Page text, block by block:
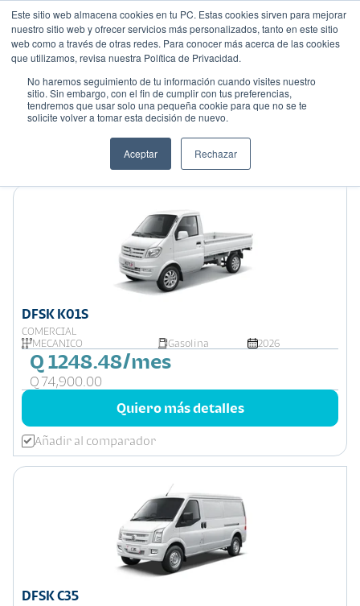
Este sitio web almacena cookies en tu PC. Estas cookies sirven para mejorar
nuestro sitio web y ofrecer servicios más personalizados, tanto en este sitio
web como a través de otras redes. Para conocer más acerca de las cookies
que utilizamos, revisa nuestra Política de Privacidad.
No haremos seguimiento de tu información cuando visites nuestro
sitio. Sin embargo, con el fin de cumplir con tus preferencias,
tendremos que usar solo una pequeña cookie para que no se te
solicite volver a tomar esta decisión de nuevo.
Aceptar Rechazar
Mostrando 8 de 8
Ordenar por:Precio: Menor a Mayor
DFSK K01S
COMERCIAL
MECÁNICO
Gasolina 2026
Q 1248.48/mes
Q 74,900.00
Quiero más detalles
Añadir al comparador
DFSK C35